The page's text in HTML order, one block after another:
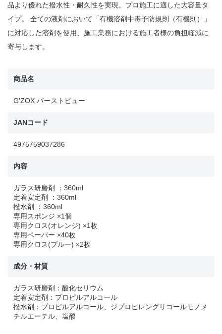
品より優れた撥水性・耐久性を実現。プロ施工に適した大容量タ
イプ。 全ての液剤において「有機溶剤中毒予防規則（有機則）」
に対応した溶剤を使用、施工業務における施工者様の負担軽減に
寄与します。
商品名
G'ZOX バーストビュー
JANコード
4975759037286
内容
ガラス研磨剤 ：360ml
定着安定剤 ：360ml
撥水剤 ：360ml
専用スポンジ ×1個
専用クロス(オレンジ) ×1枚
専用ペーパー ×40枚
専用クロス(ブルー) ×2枚
成分・材質
ガラス研磨剤：酸化セリウム
定着安定剤：プロピルアルコール
撥水剤：プロピルアルコール、ジプロピレングリコールモノメ
チルエーテル、塩酸